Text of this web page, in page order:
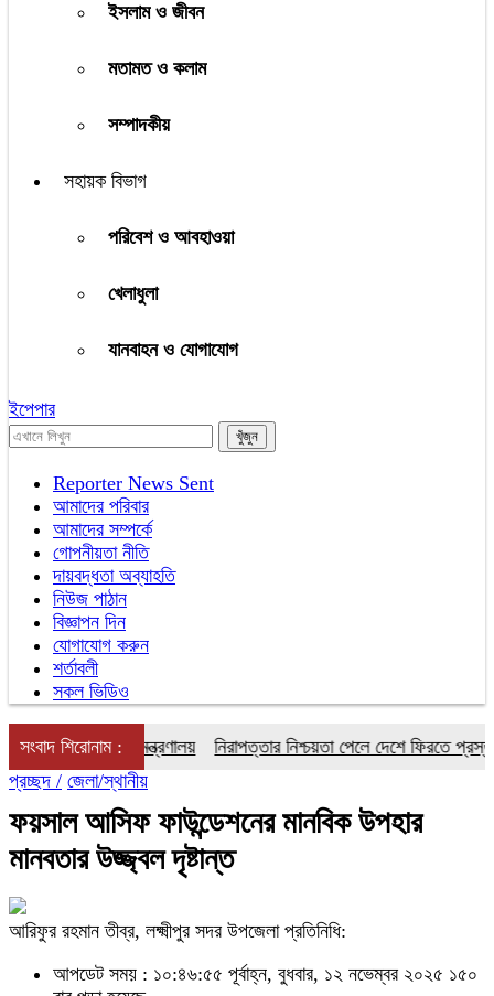
ইসলাম ও জীবন
মতামত ও কলাম
সম্পাদকীয়
সহায়ক বিভাগ
পরিবেশ ও আবহাওয়া
খেলাধুলা
যানবাহন ও যোগাযোগ
ইপেপার
Reporter News Sent
আমাদের পরিবার
আমাদের সম্পর্কে
গোপনীয়তা নীতি
দায়বদ্ধতা অব্যাহতি
নিউজ পাঠান
বিজ্ঞাপন দিন
যোগাযোগ করুন
শর্তাবলী
সকল ভিডিও
সংবাদ শিরোনাম :
পররাষ্ট্র মন্ত্রণালয়
নিরাপত্তার নিশ্চয়তা পেলে দেশে ফিরতে প্রস্তুত
প্রচ্ছদ / জেলা/স্থানীয়
ফয়সাল আসিফ ফাউন্ডেশনের মানবিক উপহার
মানবতার উজ্জ্বল দৃষ্টান্ত
আরিফুর রহমান তীব্র, লক্ষ্মীপুর সদর উপজেলা প্রতিনিধি:
আপডেট সময় : ১০:৪৬:৫৫ পূর্বাহ্ন, বুধবার, ১২ নভেম্বর ২০২৫ ১৫০